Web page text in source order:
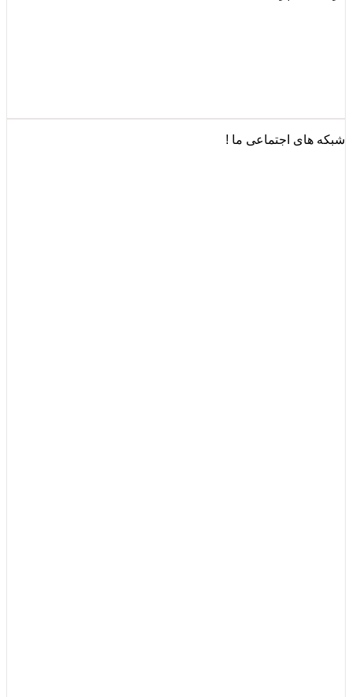
شبکه های اجتماعی ما !